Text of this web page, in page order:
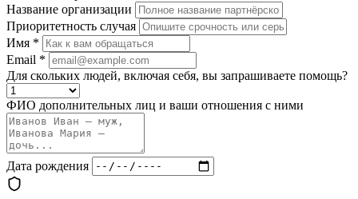
Название организации
Приоритетность случая
Имя *
Email *
Для скольких людей, включая себя, вы запрашиваете помощь?
ФИО дополнительных лиц и ваши отношения с ними
Дата рождения